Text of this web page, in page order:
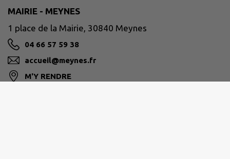
MAIRIE - MEYNES
1 place de la Mairie, 30840 Meynes
04 66 57 59 38
accueil@meynes.fr
M'Y RENDRE